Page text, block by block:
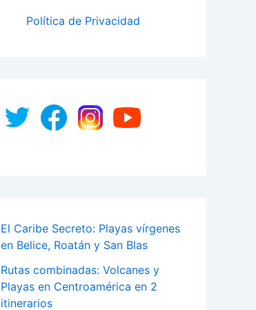
Política de Privacidad
El Caribe Secreto: Playas vírgenes
en Belice, Roatán y San Blas
Rutas combinadas: Volcanes y
Playas en Centroamérica en 2
itinerarios